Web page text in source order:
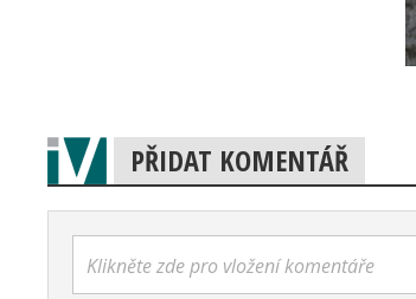
PŘIDAT KOMENTÁŘ
Klikněte zde pro vložení komentáře